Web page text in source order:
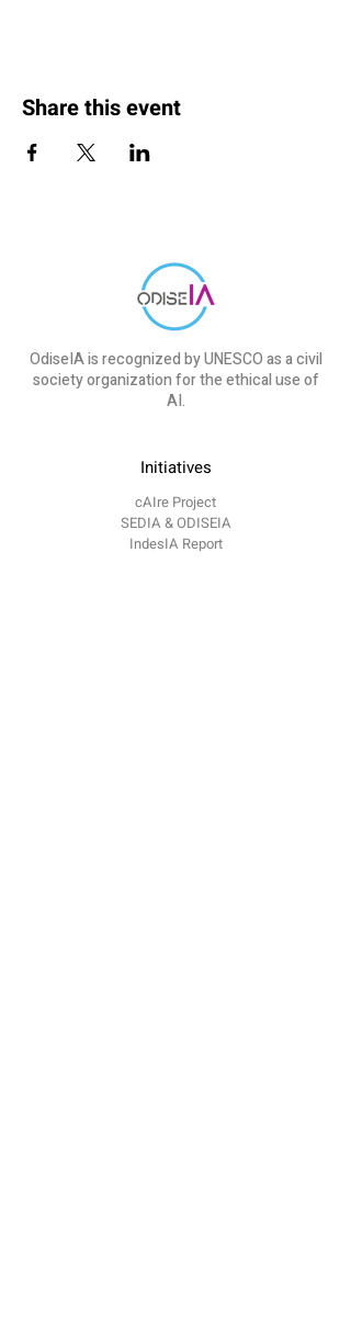
Share this event
OdiseIA is recognized by UNESCO as a civil
society organization for the ethical use of
AI.
Initiatives
cAIre Project
SEDIA & ODISEIA
IndesIA Report